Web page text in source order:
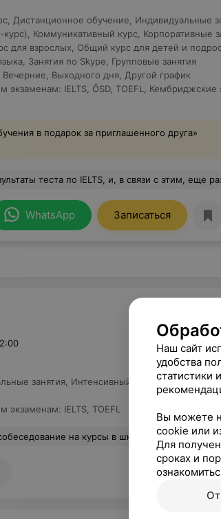
Дистанционное обучение Индивидуальные
курс)
Коммуникативный курс Корпоративные
для взрослых Общий курс для детей и
Занятия по Skype
Групповые занятия
Вечерние Выходного дня Другой график
экзаменам: IELTS ŐSD, TOEFL
Кембриджские
в подарок за приглашенного друга»
благодарность преподавателю Нератовой Марине за её профессионализм и помощь в подготовке к тесту. Экзамен сдал на 7.0, при том, что при начальном тестировании перед курсами мне даже не рекомендовали идти на этот экзамен. За очень короткое время мне помогли
WhatsApp Записаться
занятия Интенсивный курс (экспресс-
экзаменам: IELTS TOEFL
пешком от моего дома. Особых надежд не возлагала. Но к моему удивлению... на собеседовании с Ольгой мы подобрали программу, которая подходит мне, чтобы снять языковой барьер и заговорить. С сентября занимаюсь на
Наш сайт
удобства
статистики
Вы можете
cookie или
Для
сроках и